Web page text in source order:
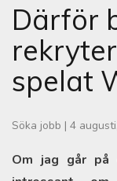
Därför
spelat
Söka jobb | 4
Om jag går på